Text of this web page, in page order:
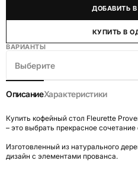
ДОБАВИТЬ
КУПИТЬ В
ВАРИАНТЫ
Выберите
ОписаниеХарактеристики
Купить кофейный стол Fleurette
– это выбрать прекрасное
Изготовленный из натурального
дизайн с элементами прованса.